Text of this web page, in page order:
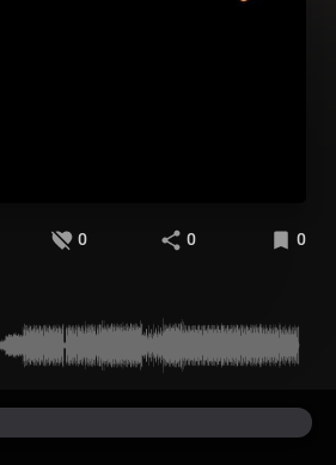
0 0 0